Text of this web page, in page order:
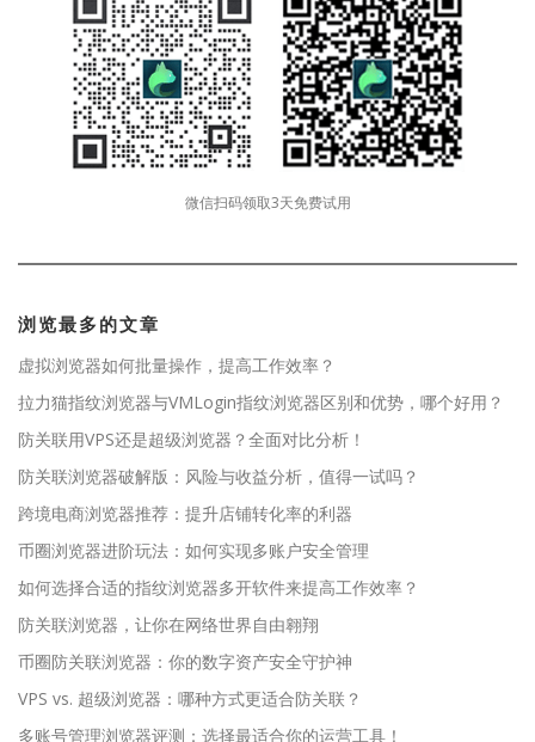
微信扫码领取3天免费试用
浏览最多的文章
虚拟浏览器如何批量操作，提高工作效率？
拉力猫指纹浏览器与VMLogin指纹浏览器区别和优势，哪个好用？
防关联用VPS还是超级浏览器？全面对比分析！
防关联浏览器破解版：风险与收益分析，值得一试吗？
跨境电商浏览器推荐：提升店铺转化率的利器
币圈浏览器进阶玩法：如何实现多账户安全管理
如何选择合适的指纹浏览器多开软件来提高工作效率？
防关联浏览器，让你在网络世界自由翱翔
币圈防关联浏览器：你的数字资产安全守护神
VPS vs. 超级浏览器：哪种方式更适合防关联？
多账号管理浏览器评测：选择最适合你的运营工具！